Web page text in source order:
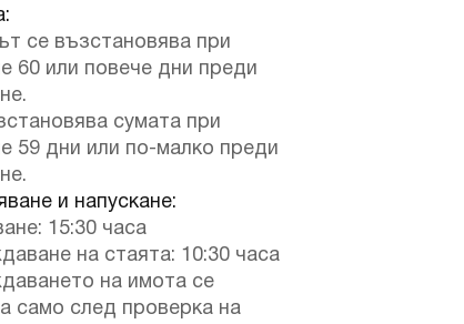
се възстановява при
60 или повече дни преди
сумата при
59 дни или по-малко преди
и напускане:
15:30 часа
на стаята: 10:30 часа
на имота се
само след проверка на